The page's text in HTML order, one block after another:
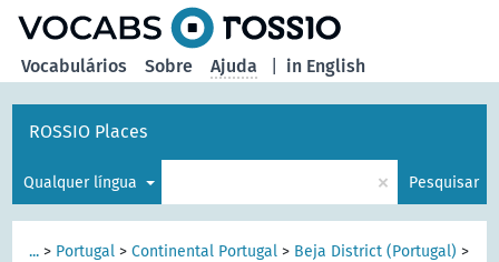
in English
Vocabulários Sobre Ajuda
ROSSIO Places
Qualquer língua × Pesquisar
... > Portugal >Continental Portugal > Beja District (Portugal) >